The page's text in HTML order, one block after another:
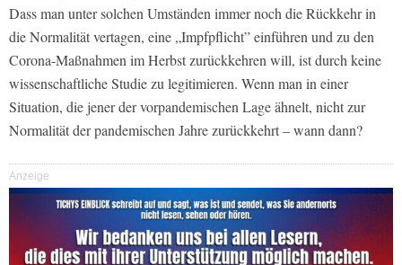
Dass man unter solchen Umständen immer noch die Rückkehr in
die Normalität vertagen, eine „Impfpflicht” einführen und zu den
Corona-Maßnahmen im Herbst zurückkehren will, ist durch keine
wissenschaftliche Studie zu legitimieren. Wenn man in einer
Situation, die jener der vorpandemischen Lage ähnelt, nicht zur
Normalität der pandemischen Jahre zurückkehrt – wann dann?
Anzeige